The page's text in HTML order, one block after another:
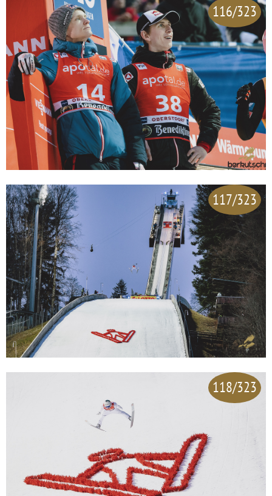
116/323
117/323
118/323